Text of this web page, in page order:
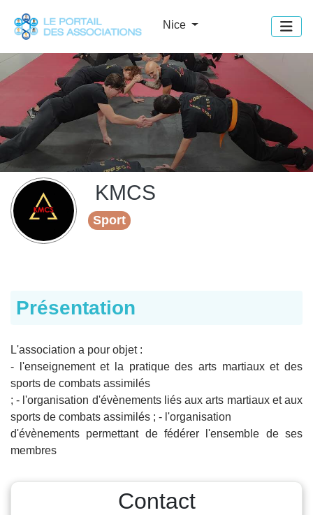
Nice
KMCS
Sport
Présentation
L'association a pour objet :
- l'enseignement et la pratique des arts martiaux et des
sports de combats assimilés
; - l'organisation d'évènements liés aux arts martiaux et aux
sports de combats assimilés ; - l'organisation
d'évènements permettant de fédérer l'ensemble de ses
membres
Contact